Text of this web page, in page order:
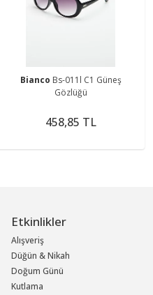
Bianco Bs-011l C1 Güneş
Gözlüğü
458,85 TL
Etkinlikler
Alışveriş
Düğün & Nikah
Doğum Günü
Kutlama